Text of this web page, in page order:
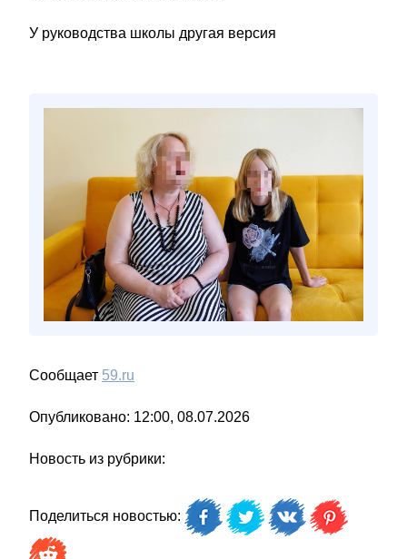
У руководства школы другая версия
Сообщает 59.ru
Опубликовано: 12:00, 08.07.2026
Новость из рубрики:
Поделиться новостью: